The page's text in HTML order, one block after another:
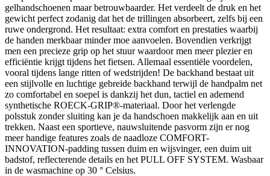
gelhandschoenen maar betrouwbaarder. Het verdeelt de druk en het
gewicht perfect zodanig dat het de trillingen absorbeert, zelfs bij een
ruwe ondergrond. Het resultaat: extra comfort en prestaties waarbij
de handen merkbaar minder moe aanvoelen. Bovendien verkrijgt
men een precieze grip op het stuur waardoor men meer plezier en
efficiëntie krijgt tijdens het fietsen. Allemaal essentiële voordelen,
vooral tijdens lange ritten of wedstrijden! De backhand bestaat uit
een stijlvolle en luchtige gebreide backhand terwijl de handpalm net
zo comfortabel en soepel is dankzij het dun, tactiel en ademend
synthetische ROECK-GRIP®-materiaal. Door het verlengde
polsstuk zonder sluiting kan je da handschoen makkelijk aan en uit
trekken. Naast een sportieve, nauwsluitende pasvorm zijn er nog
meer handige features zoals de naadloze COMFORT-
INNOVATION-padding tussen duim en wijsvinger, een duim uit
badstof, reflecterende details en het PULL OFF SYSTEM. Wasbaar
in de wasmachine op 30 ° Celsius.